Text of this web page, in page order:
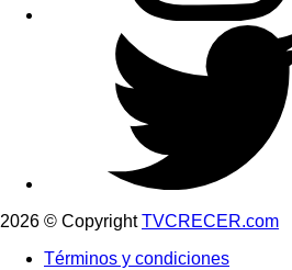
2026 © CopyrightTVCRECER.com
Términos y condiciones